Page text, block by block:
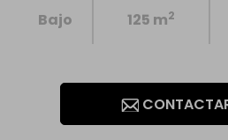
Bajo 125 m2